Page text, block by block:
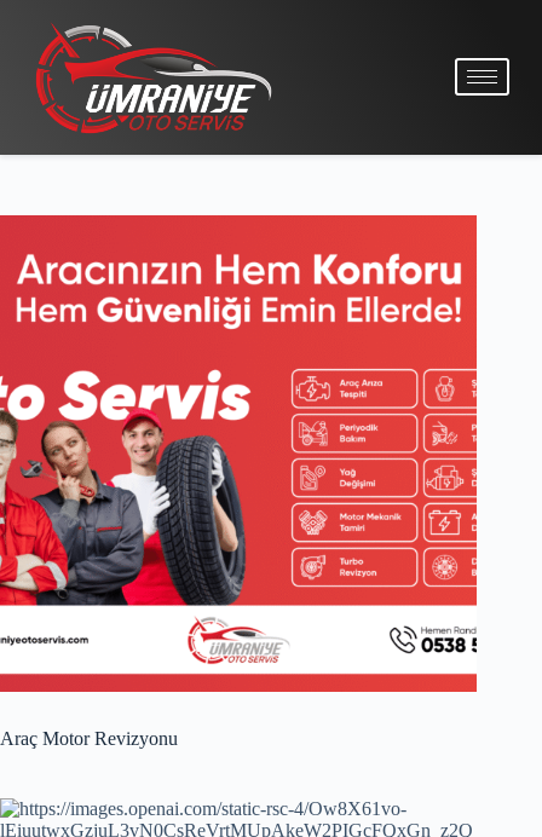
Araç Motor Revizyonu